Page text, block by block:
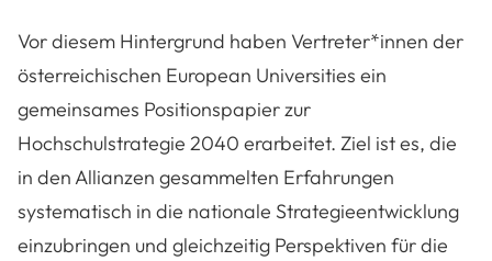
Vor diesem Hintergrund haben Vertreter*innen der
österreichischen European Universities ein
gemeinsames Positionspapier zur
Hochschulstrategie 2040 erarbeitet. Ziel ist es, die
in den Allianzen gesammelten Erfahrungen
systematisch in die nationale Strategieentwicklung
einzubringen und gleichzeitig Perspektiven für die